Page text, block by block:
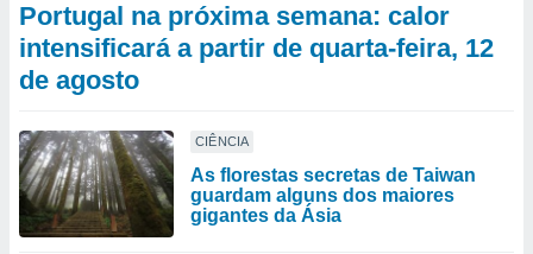
Portugal na próxima semana: calor
intensificará a partir de quarta-feira, 12
de agosto
CIÊNCIA
As florestas secretas de Taiwan
guardam alguns dos maiores
gigantes da Ásia